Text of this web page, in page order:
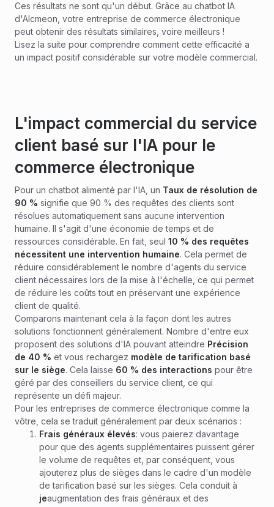
Ces résultats ne sont qu'un début. Grâce au chatbot IA
d'Alcmeon, votre entreprise de commerce électronique
peut obtenir des résultats similaires, voire meilleurs !
Lisez la suite pour comprendre comment cette efficacité a
un impact positif considérable sur votre modèle commercial.
L'impact commercial du service
client basé sur l'IA pour le
commerce électronique
Pour un chatbot alimenté par l'IA, un Taux de résolution de
90 % signifie que 90 % des requêtes des clients sont
résolues automatiquement sans aucune intervention
humaine. Il s'agit d'une économie de temps et de
ressources considérable. En fait, seul 10 % des requêtes
nécessitent une intervention humaine. Cela permet de
réduire considérablement le nombre d'agents du service
client nécessaires lors de la mise à l'échelle, ce qui permet
de réduire les coûts tout en préservant une expérience
client de qualité.
Comparons maintenant cela à la façon dont les autres
solutions fonctionnent généralement. Nombre d'entre eux
proposent des solutions d'IA pouvant atteindre Précision
de 40 % et vous rechargez modèle de tarification basé
sur le siège. Cela laisse 60 % des interactions pour être
géré par des conseillers du service client, ce qui
représente un défi majeur.
Pour les entreprises de commerce électronique comme la
vôtre, cela se traduit généralement par deux scénarios :
Frais généraux élevés: vous paierez davantage
pour que des agents supplémentaires puissent gérer
le volume de requêtes et, par conséquent, vous
ajouterez plus de sièges dans le cadre d'un modèle
de tarification basé sur les sièges. Cela conduit à
jeaugmentation des frais généraux et des